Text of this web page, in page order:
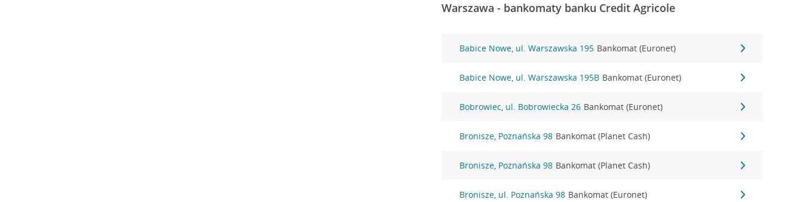
Warszawa - bankomaty banku Credit Agricole
Babice Nowe, ul. Warszawska 195 Bankomat (Euronet)
Babice Nowe, ul. Warszawska 195B Bankomat (Euronet)
Bobrowiec, ul. Bobrowiecka 26 Bankomat (Euronet)
Bronisze, Poznańska 98 Bankomat (Planet Cash)
Bronisze, Poznańska 98 Bankomat (Planet Cash)
Bronisze, ul. Poznańska 98 Bankomat (Euronet)